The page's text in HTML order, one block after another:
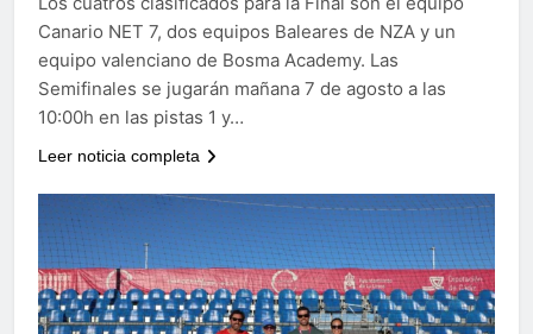
Canario NET 7, dos equipos Baleares de NZA y un
equipo valenciano de Bosma Academy. Las
Semifinales se jugarán mañana 7 de agosto a las
10:00h en las pistas 1 y…
Leer noticia completa